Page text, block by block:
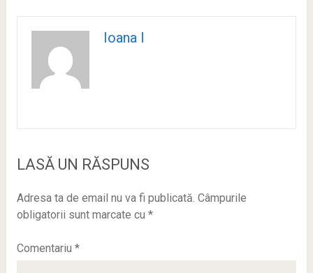
Ioana I
LASĂ UN RĂSPUNS
Adresa ta de email nu va fi publicată. Câmpurile
obligatorii sunt marcate cu *
Comentariu *